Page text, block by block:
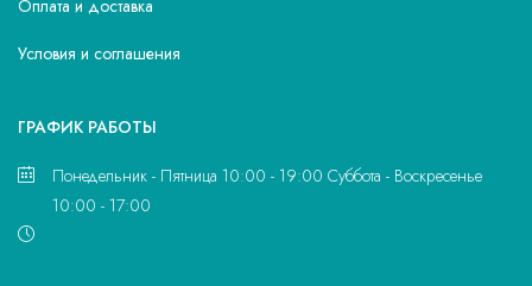
Оплата и доставка
Условия и соглашения
ГРАФИК РАБОТЫ
Понедельник - Пятница 10:00 - 19:00 Суббота - Воскресенье
10:00 - 17:00